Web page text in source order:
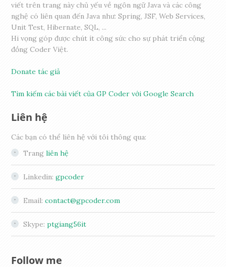
viết trên trang này chủ yếu về ngôn ngữ Java và các công
nghệ có liên quan đến Java như: Spring, JSF, Web Services,
Unit Test, Hibernate, SQL, ...
Hi vọng góp được chút ít công sức cho sự phát triển cộng
đồng Coder Việt.
Donate tác giả
Tìm kiếm các bài viết của GP Coder với Google Search
Liên hệ
Các bạn có thể liên hệ với tôi thông qua:
Trangliên hệ
Linkedin:gpcoder
Email:contact@gpcoder.com
Skype:ptgiang56it
Follow me